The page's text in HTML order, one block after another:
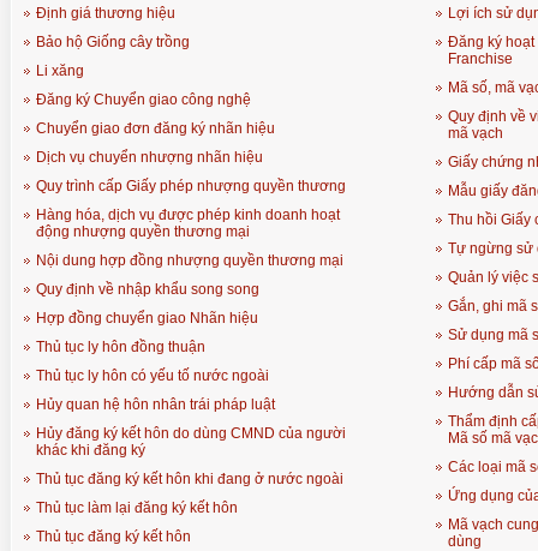
Định giá thương hiệu
Bảo hộ Giống cây trồng
Li xăng
Đăng ký Chuyển giao công nghệ
Chuyển giao đơn đăng ký nhãn hiệu
Dịch vụ chuyển nhượng nhãn hiệu
Quy trình cấp Giấy phép nhượng quyền thương
Hàng hóa, dịch vụ được phép kinh doanh hoạt
động nhượng quyền thương mại
Nội dung hợp đồng nhượng quyền thương mại
Quy định về nhập khẩu song song
Hợp đồng chuyển giao Nhãn hiệu
Thủ tục ly hôn đồng thuận
Thủ tục ly hôn có yếu tố nước ngoài
Hủy quan hệ hôn nhân trái pháp luật
Hủy đăng ký kết hôn do dùng CMND của người
khác khi đăng ký
Thủ tục đăng ký kết hôn khi đang ở nước ngoài
Thủ tục làm lại đăng ký kết hôn
Thủ tục đăng ký kết hôn
Lợi ích sử
Đăng ký
Franchise
Mã số, mã
Quy định về
mã vạch
Giấy chứng
Mẫu giấy
Thu hồi Giấy
Tự ngừng sử
Quản lý việc
Gắn, ghi mã
Sử dụng mã
Phí cấp mã
Hướng dẫn
Thẩm định
Mã số mã
Các loại mã
Ứng dụng
Mã vạch
dùng